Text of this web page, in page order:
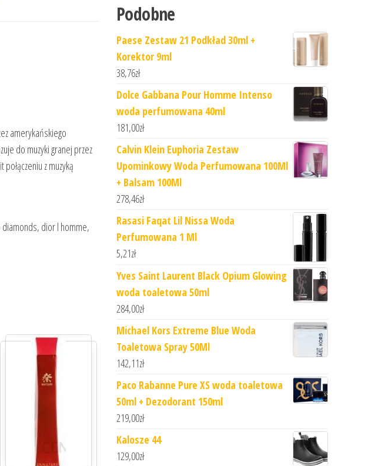
amerykańskiego
do muzyki granej przez
z muzyką
dior l homme,
Podobne
Paese Zestaw 21 Podkład 30ml +
Korektor 9ml
38,76zł
Dolce Gabbana Pour Homme Intenso
woda perfumowana 40ml
181,00zł
Calvin Klein Euphoria Zestaw
Upominkowy Woda Perfumowana 100Ml
+ Balsam 100Ml
278,46zł
Rasasi Faqat Lil Nissa Woda
Perfumowana 1 Ml
5,21zł
Yves Saint Laurent Black Opium Glowing
woda toaletowa 50ml
284,00zł
Michael Kors Extreme Blue Woda
Toaletowa Spray 50Ml
142,11zł
Paco Rabanne Pure XS woda toaletowa
50ml + Dezodorant 150ml
219,00zł
Kalosze 44
129,00zł